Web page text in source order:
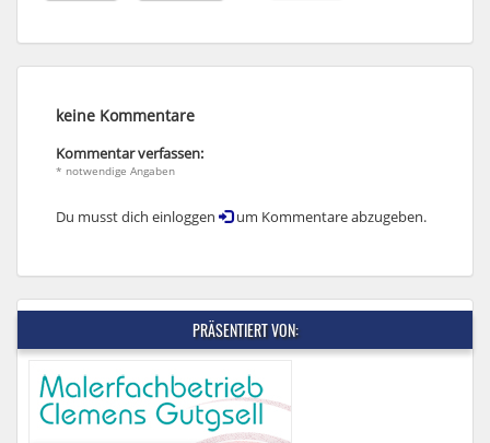
keine Kommentare
Kommentar verfassen:
* notwendige Angaben
Du musst dich einloggen um Kommentare abzugeben.
PRÄSENTIERT VON: